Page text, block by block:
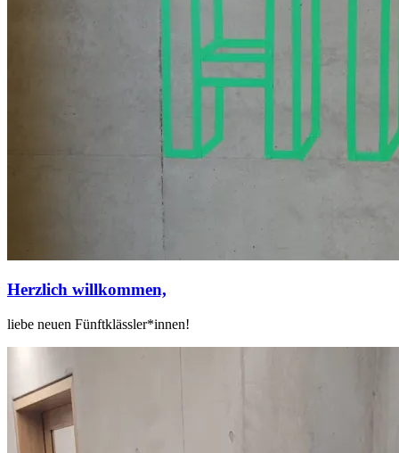
Herzlich willkommen,
liebe neuen Fünftklässler*innen!